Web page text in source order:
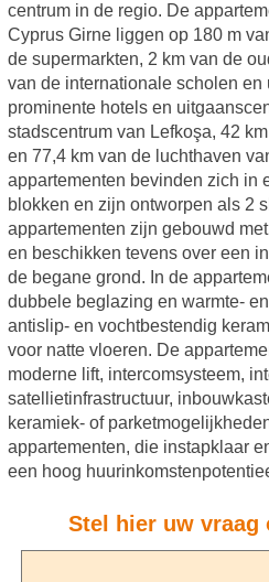
centrum in de regio. De
Cyprus Girne liggen op 180 m
de supermarkten, 2 km van de
van de internationale scholen en
prominente hotels en
stadscentrum van Lefkoşa, 42
en 77,4 km van de luchthaven
appartementen bevinden zich in
blokken en zijn ontworpen als 2
appartementen zijn gebouwd
en beschikken tevens over een
de begane grond. In de
dubbele beglazing en warmte-
antislip- en vochtbestendig
voor natte vloeren. De
moderne lift, intercomsysteem,
satellietinfrastructuur,
keramiek- of
appartementen, die instapklaar
een hoog
Stel hier uw vraag